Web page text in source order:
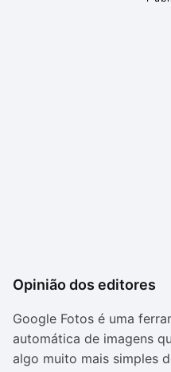
Opinião dos editores
Google Fotos é uma
automática de imagens
algo muito mais simples